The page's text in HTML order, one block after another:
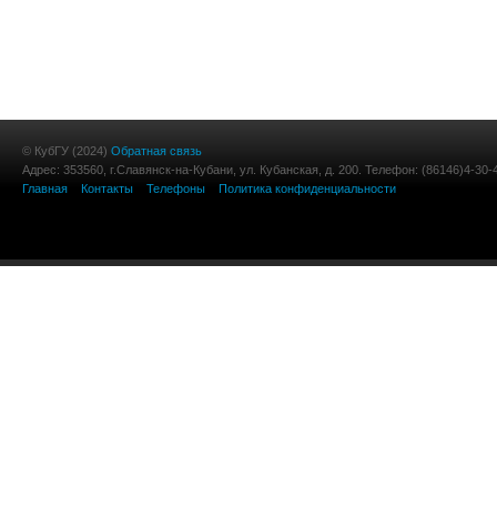
© КубГУ (2024) Обратная связь
Адрес: 353560, г.Славянск-на-Кубани, ул. Кубанская, д. 200. Телефон: (86146)4-30-
Главная
Контакты Телефоны Политика конфиденциальности